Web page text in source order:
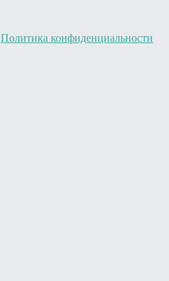
Политика конфиденциальности